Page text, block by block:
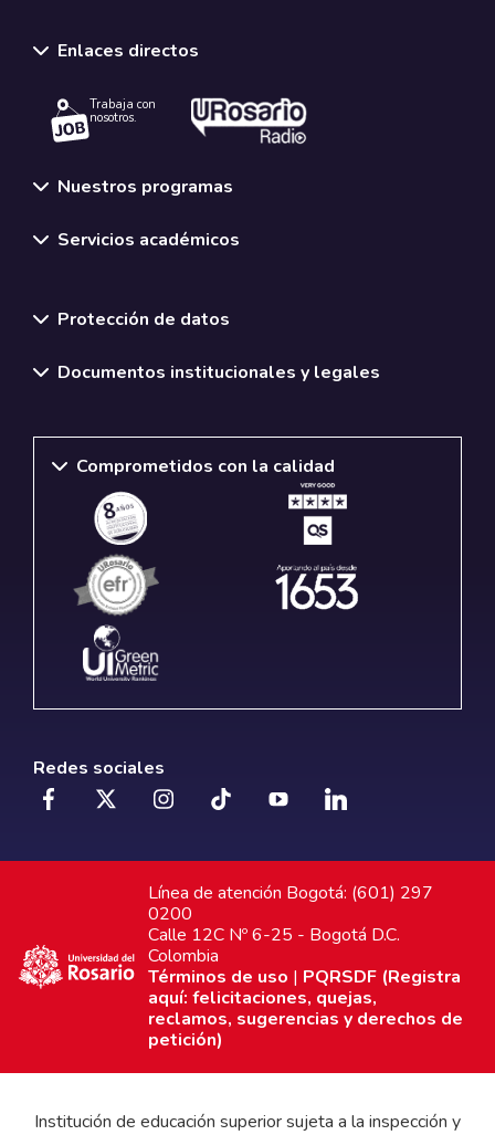
Enlaces directos
Trabaja con
nosotros.
Nuestros programas
Servicios académicos
Protección de datos
Documentos institucionales y legales
Comprometidos con la calidad
Redes sociales
Línea de atención Bogotá: (601) 297
0200
Calle 12C Nº 6-25 - Bogotá D.C.
Colombia
Términos de uso | PQRSDF (Registra
aquí: felicitaciones, quejas,
reclamos, sugerencias y derechos de
petición)
Institución de educación superior sujeta a la inspección y